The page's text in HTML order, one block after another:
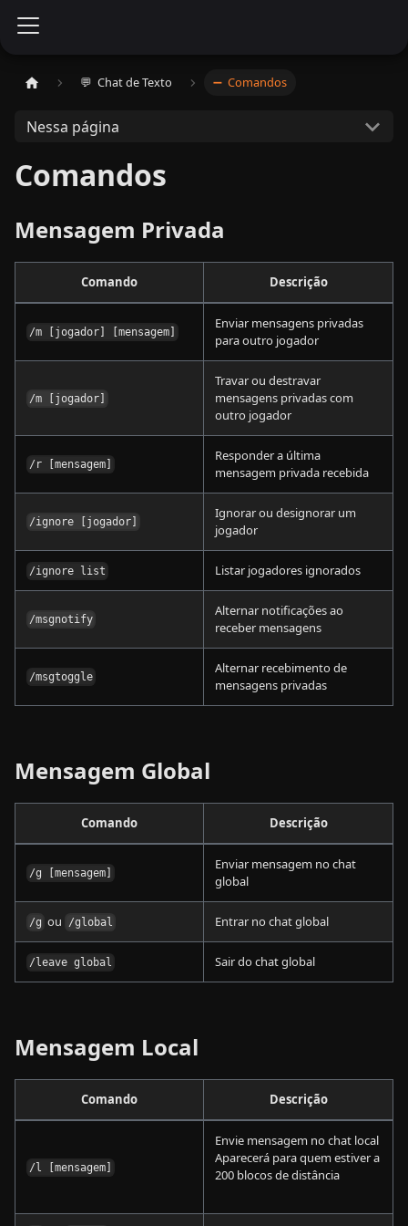
💬 ​ Chat de Texto ➖ ​ Comandos
Nessa página
Comandos
Mensagem Privada
Comando Descrição
/m [jogador] [mensagem]
Enviar mensagens privadas
para outro jogador
/m [jogador]
Travar ou destravar
mensagens privadas com
outro jogador
/r [mensagem]
Responder a última
mensagem privada recebida
/ignore [jogador]
Ignorar ou designorar um
jogador
/ignore list Listar jogadores ignorados
/msgnotify
Alternar notificações ao
receber mensagens
/msgtoggle
Alternar recebimento de
mensagens privadas
Mensagem Global
Comando Descrição
/g [mensagem]
Enviar mensagem no chat
global
/g ou /global Entrar no chat global
/leave global Sair do chat global
Mensagem Local
Comando Descrição
/l [mensagem]
Envie mensagem no chat local
Aparecerá para quem estiver a
200 blocos de distância